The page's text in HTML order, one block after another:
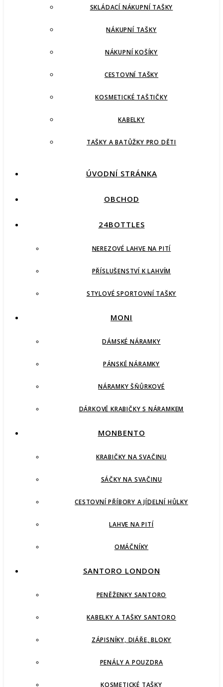
SKLÁDACÍ NÁKUPNÍ TAŠKY
NÁKUPNÍ TAŠKY
NÁKUPNÍ KOŠÍKY
CESTOVNÍ TAŠKY
KOSMETICKÉ TAŠTIČKY
KABELKY
TAŠKY A BATŮŽKY PRO DĚTI
ÚVODNÍ STRÁNKA
OBCHOD
24BOTTLES
NEREZOVÉ LAHVE NA PITÍ
PŘÍSLUŠENSTVÍ K LAHVÍM
STYLOVÉ SPORTOVNÍ TAŠKY
MONI
DÁMSKÉ NÁRAMKY
PÁNSKÉ NÁRAMKY
NÁRAMKY ŠŇŮRKOVÉ
DÁRKOVÉ KRABIČKY S NÁRAMKEM
MONBENTO
KRABIČKY NA SVAČINU
SÁČKY NA SVAČINU
CESTOVNÍ PŘÍBORY A JÍDELNÍ HŮLKY
LAHVE NA PITÍ
OMÁČNÍKY
SANTORO LONDON
PENĚŽENKY SANTORO
KABELKY A TAŠKY SANTORO
ZÁPISNÍKY, DIÁŘE, BLOKY
PENÁLY A POUZDRA
KOSMETICKÉ TAŠKY